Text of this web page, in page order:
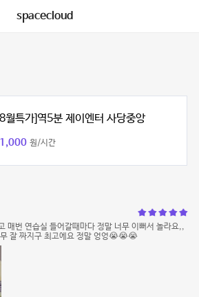
spacecloud
8월특가]역5분 제이엔터 사당중앙
1,000 원/시간
매번 연습실 들어갈때마다 정말 너무 이뻐서 놀라요,,
잘 짜지구 최고에요 정말 엉엉😭😭😭